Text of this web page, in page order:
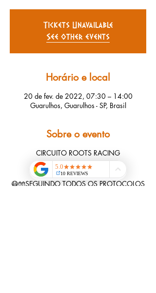
Tickets Unavailable
See other events
Horário e local
20 de fev. de 2022, 07:30 – 14:00
Guarulhos, Guarulhos - SP, Brasil
Sobre o evento
CIRCUITO ROOTS RACING
⚠️QUANTIDADE LIMITADA
😷🧤SEGUINDO TODOS OS PROTOCOLOS